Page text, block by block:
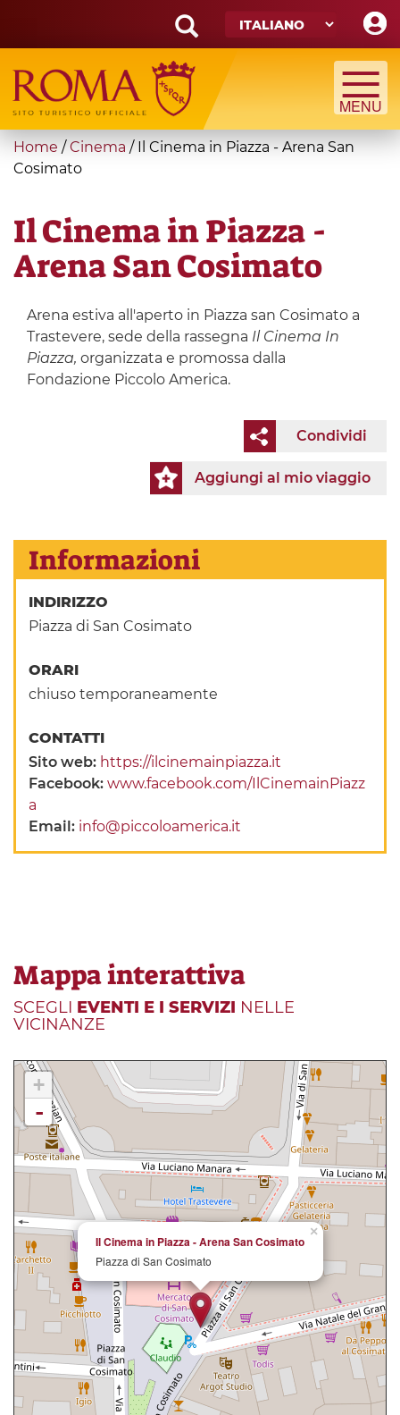
main
content
Search
form
Cerca
You
are
Home / Cinema /
Il Cinema in Piazza - Arena San
Cosimato
Il Cinema in Piazza -
Arena San Cosimato
Arena estiva all'aperto in Piazza san Cosimato a
Trastevere, sede della rassegna Il Cinema In
Piazza, organizzata e promossa dalla
Fondazione Piccolo America.
Condividi
Aggiungi al mio viaggio
Informazioni
INDIRIZZO
Piazza di San Cosimato
ORARI
chiuso temporaneamente
CONTATTI
Sito web: https://ilcinemainpiazza.it
Facebook:www.facebook.com/IlCinemainPiazz
a
Email: info@piccoloamerica.it
Mappa interattiva
SCEGLI EVENTI E I SERVIZI NELLE
VICINANZE
×
Il Cinema in Piazza - Arena San Cosimato
Piazza di San Cosimato
+
-